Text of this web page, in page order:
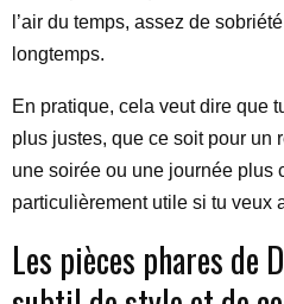
l’air du temps, assez de
longtemps.
En pratique, cela veut dire que
plus justes, que ce soit pour un
une soirée ou une journée plus
particulièrement utile si tu veux
Les pièces phares de